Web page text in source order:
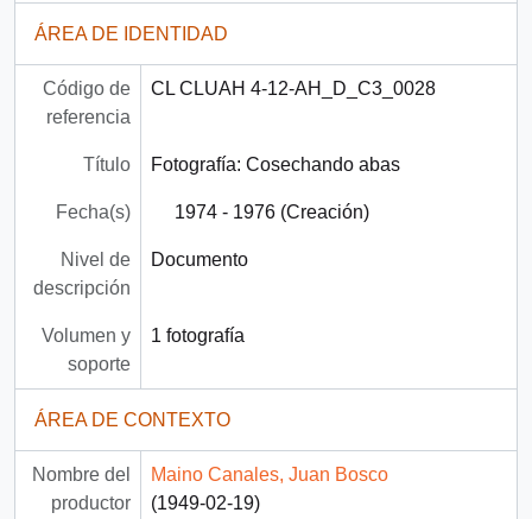
ÁREA DE IDENTIDAD
Código de
referencia
CL CLUAH 4-12-AH_D_C3_0028
Título Fotografía: Cosechando abas
Fecha(s) 1974 - 1976 (Creación)
Nivel de
descripción
Documento
Volumen y
soporte
1 fotografía
ÁREA DE CONTEXTO
Nombre del
productor
Maino Canales, Juan Bosco
(1949-02-19)